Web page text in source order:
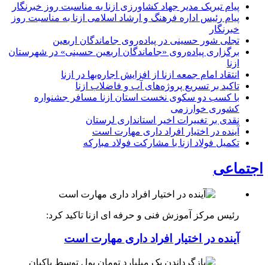
پیام تبریک مدیر جهاد کشاورزی ازنا به مناسبت روز خبرنگار
پیام رئیس اداره فرهنگ و ارشاد اسلامی ازنا به مناسبت روز
خبرنگار
تجلی شور حسینی در پیاده‌روی جاماندگان اربعین
برگزاری پیاده‌روی «جاماندگان اربعین حسینی» در شهرستان
ازنا
انتقاد امام جمعه ازنا از افزایش اجاره‌بها در ازنا
تاکید بر تسریع پروژه‌های آب و فاضلاب ازنا
با کسب دو سکوی نخست استان ازنا مسافر جشنواره
کشوری خوارزمی
نقدی بر تغییرات اخیر استانداری لرستان
آینده در اختیار افراد داری مهارت است
تکمیل فولاد ازنا با مشارکت فولاد مبارکه
اجتماعی
رئیس مرکز آموزش فنی و حرفه ای ازنا تاکید کرد:
آینده در اختیار افراد داری مهارت است